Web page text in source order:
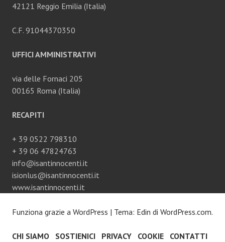
42121 Reggio Emilia (Italia)
C.F. 91044370350
UFFICI AMMINISTRATIVI
via delle Fornaci 205
00165 Roma (Italia)
RECAPITI
+ 39 0522 798310
+ 39 06 47824763
info@isantinnocenti.it
isionlus@isantinnocenti.it
www.isantinnocenti.it
Funziona grazie a WordPress | Tema: Edin di WordPress.com.
CHI SIAMO SOSTIENICI PRIVACY COOKIE CONTATTI